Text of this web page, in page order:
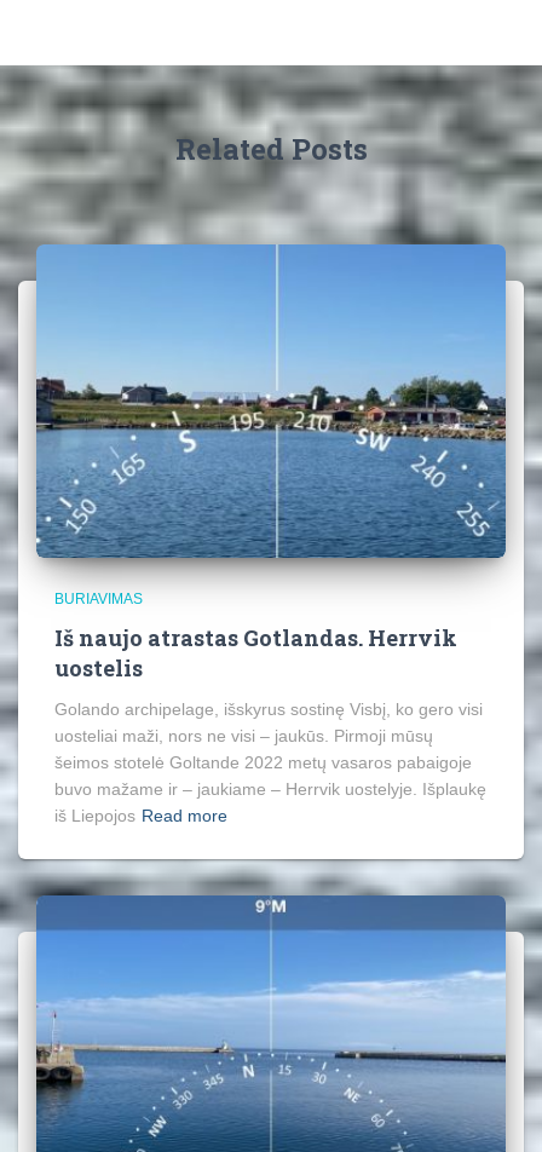
Related Posts
BURIAVIMAS
Iš naujo atrastas Gotlandas. Herrvik
uostelis
Golando archipelage, išskyrus sostinę Visbį, ko gero visi
uosteliai maži, nors ne visi – jaukūs. Pirmoji mūsų
šeimos stotelė Goltande 2022 metų vasaros pabaigoje
buvo mažame ir – jaukiame – Herrvik uostelyje. Išplaukę
iš Liepojos Read more